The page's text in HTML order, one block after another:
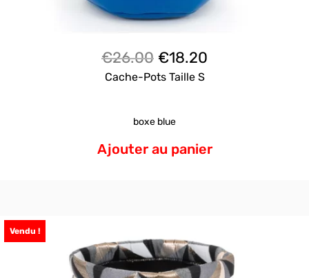
€26.00 Le
prix
€26.00.
€18.20
Cache-Pots Taille S
boxe blue
Ajouter au panier
Vendu !